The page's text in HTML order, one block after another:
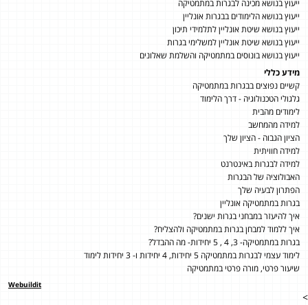
ייעוץ בנושא מכינה לבגרות במתמטיקה
ייעוץ בנושא הלימודים בבגרות אונליין
ייעוץ בנושא שיטת אונליין לתלמידי תיכון
ייעוץ בנושא שיטת אונליין למשלימי בגרות
ייעוץ בנושא בונוסים במתמטיקה והשלמת שאלונים
מידע כללי
קשיים נפוצים בבגרות במתמטיקה
גלגולי הטכנולוגיה - דרך הלימוד
לימודים מהבית
למידה מהמחשב
הציון הגבוה - הציון שלך
למידה חוויתית
למידה לבגרות באינטרנט
האבולוציה של הבגרות
הפתרון לבעיה שלך
בגרות במתמטיקה אונליין
איך להיעזר במבחני בגרות ישנים?
איך ללמוד למבחן בגרות במתמטיקה ולהצליח?
בגרות במתמטיקה- 3, 4 , 5 יחידות- מה ההבדל?
לימוד עצמי לבגרות במתמטיקה 5 יחידות, 4 יחידות ו- 3 יחידות לימוד
שיעור פרטי, מורה פרטי במתמטיקה
Webuildit
>